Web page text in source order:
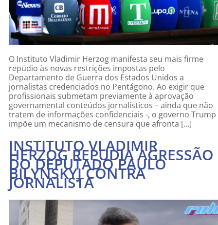
O Instituto Vladimir Herzog manifesta seu mais firme
repúdio às novas restrições impostas pelo
Departamento de Guerra dos Estados Unidos a
jornalistas credenciados no Pentágono. Ao exigir que
profissionais submetam previamente à aprovação
governamental conteúdos jornalísticos – ainda que não
tratem de informações confidenciais -, o governo Trump
impõe um mecanismo de censura que afronta […]
INSTITUTO VLADIMIR
HERZOG REPUDIA AGRESSÃO
DO DEPUTADO PAULO
BILYNSKYJ CONTRA
JORNALISTA